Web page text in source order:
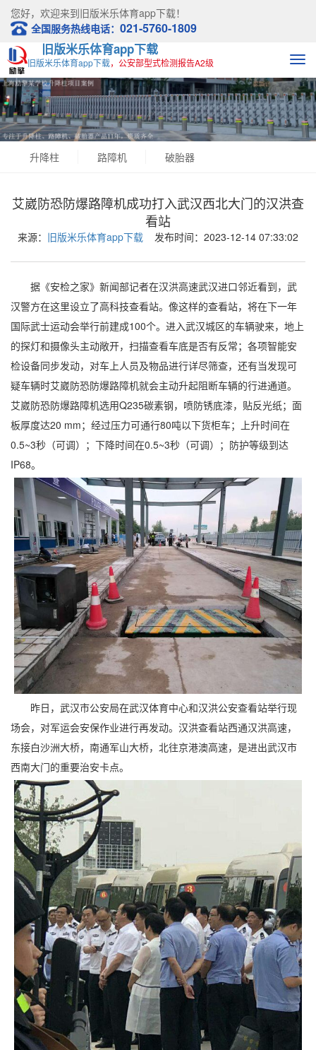
您好，欢迎来到旧版米乐体育app下载！
全国服务热线电话： 021-5760-1809
旧版米乐体育app下载
旧版米乐体育app下载，公安部型式检测报告A2级
升降柱 路障机 破胎器
艾崴防恐防爆路障机成功打入武汉西北大门的汉洪查
看站
来源： 旧版米乐体育app下载 发布时间：2023-12-14 07:33:02
据《安检之家》新闻部记者在汉洪高速武汉进口邻近看到，武
汉警方在这里设立了高科技查看站。像这样的查看站，将在下一年
国际武士运动会举行前建成100个。进入武汉城区的车辆驶来，地上
的探灯和摄像头主动敞开，扫描查看车底是否有反常；各项智能安
检设备同步发动，对车上人员及物品进行详尽筛查，还有当发现可
疑车辆时艾崴防恐防爆路障机就会主动升起阻断车辆的行进通道。
艾崴防恐防爆路障机选用Q235碳素钢，喷防锈底漆，贴反光纸；面
板厚度达20 mm；经过压力可通行80吨以下货柜车；上升时间在
0.5~3秒（可调）；下降时间在0.5~3秒（可调）；防护等级到达
IP68。
昨日，武汉市公安局在武汉体育中心和汉洪公安查看站举行现
场会，对军运会安保作业进行再发动。汉洪查看站西通汉洪高速，
东接白沙洲大桥，南通军山大桥，北往京港澳高速，是进出武汉市
西南大门的重要治安卡点。